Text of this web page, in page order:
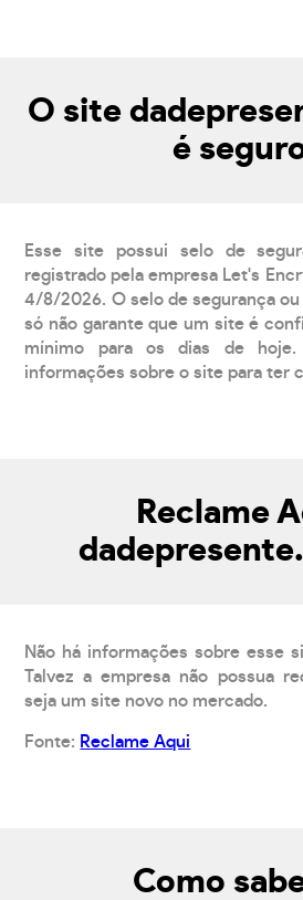
O site
é
Esse site possui selo de
registrado pela empresa Let's
4/8/2026. O selo de segurança
só não garante que um site é
mínimo para os dias de hoje.
informações sobre o site para ter
Reclame
Não há informações sobre esse
Talvez a empresa não possua
seja um site novo no mercado.
Fonte: Reclame Aqui
Como